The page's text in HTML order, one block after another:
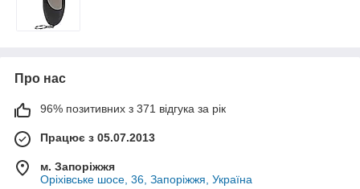
Про нас
96% позитивних з 371 відгука за рік
Працює з 05.07.2013
м. Запоріжжя
Оріхівське шосе, 36, Запоріжжя, Україна